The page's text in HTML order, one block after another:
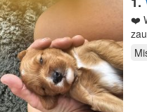
❤️